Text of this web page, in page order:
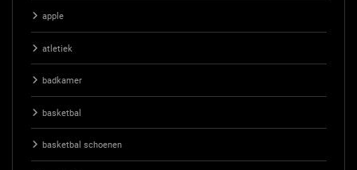
apple
atletiek
badkamer
basketbal
basketbal schoenen